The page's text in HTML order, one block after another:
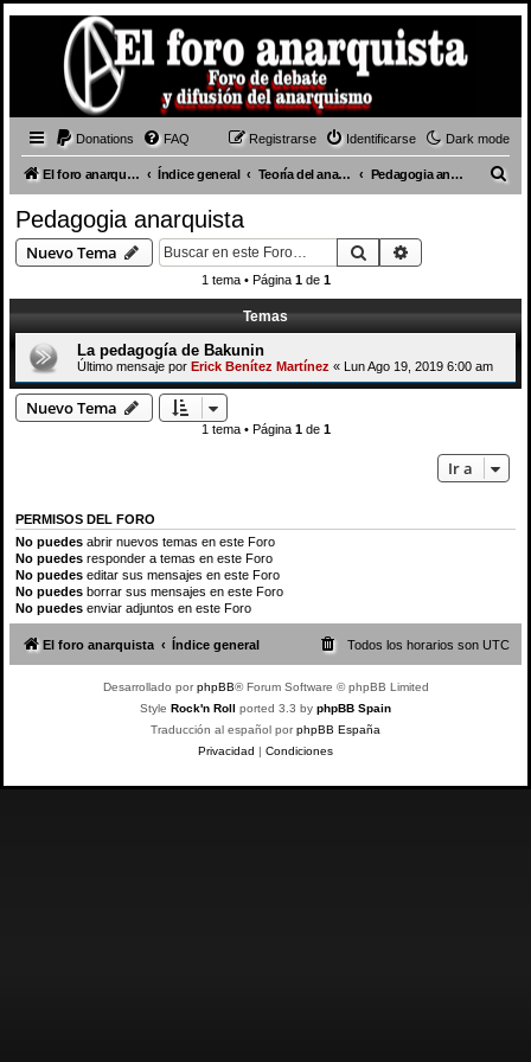
Dark mode
Donations FAQ Identificarse
Registrarse
El foro anarquista Índice general Teoría del anarquismo Pedagogia anarquista
r
Pedagogia anarquista
Nuevo Tema Buscar
1 tema • Página 1de 1
Temas
La pedagogía de Bakunin
Último mensaje por Erick Benítez Martínez « Lun Ago 19, 2019 6:00 am
Nuevo Tema
1 tema • Página 1de 1
Ir a
PERMISOS DEL FORO
No puedes abrir nuevos temas en este Foro
No puedes responder a temas en este Foro
No puedes editar sus mensajes en este Foro
No puedes borrar sus mensajes en este Foro
No puedes enviar adjuntos en este Foro
El foro anarquista Índice general Todos los horarios son UTC
Desarrollado porphpBB® Forum Software © phpBB Limited
Style Rock'n Roll ported 3.3 by phpBB Spain
Traducción al español porphpBB España
Privacidad | Condiciones